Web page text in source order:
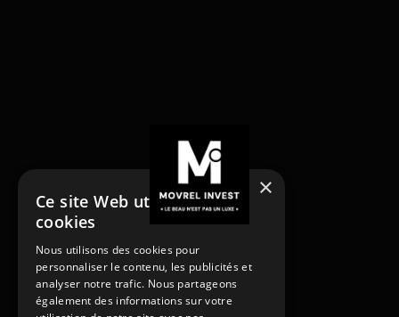
Acheter
Acheter
Vendre
Vendre
Louer
×
Ce site Web utilise des
cookies
Nous utilisons des cookies pour
personnaliser le contenu, les publicités et
analyser notre trafic. Nous partageons
également des informations sur votre